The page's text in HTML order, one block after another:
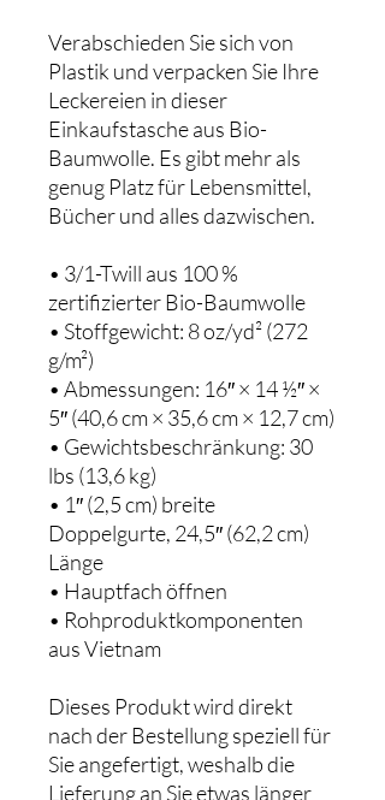
Verabschieden Sie sich von
Plastik und verpacken Sie Ihre
Leckereien in dieser
Einkaufstasche aus Bio-
Baumwolle. Es gibt mehr als
genug Platz für Lebensmittel,
Bücher und alles dazwischen.
• 3/1-Twill aus 100 %
zertifizierter Bio-Baumwolle
• Stoffgewicht: 8 oz/yd² (272
g/m²)
• Abmessungen: 16″ × 14 ½″ ×
5″ (40,6 cm × 35,6 cm × 12,7 cm)
• Gewichtsbeschränkung: 30
lbs (13,6 kg)
• 1″ (2,5 cm) breite
Doppelgurte, 24,5″ (62,2 cm)
Länge
• Hauptfach öffnen
• Rohproduktkomponenten
aus Vietnam
Dieses Produkt wird direkt
nach der Bestellung speziell für
Sie angefertigt, weshalb die
Lieferung an Sie etwas länger